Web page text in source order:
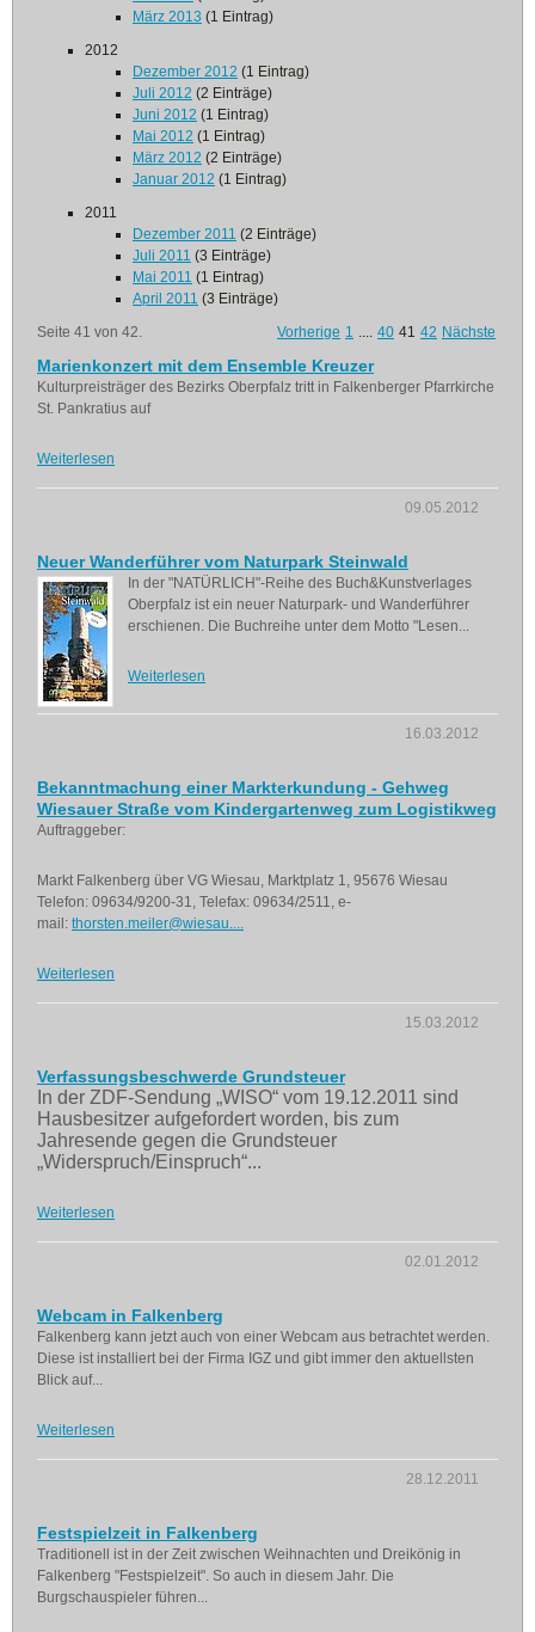
März 2013 (1 Eintrag)
2012
Dezember 2012 (1 Eintrag)
Juli 2012 (2 Einträge)
Juni 2012 (1 Eintrag)
Mai 2012 (1 Eintrag)
März 2012 (2 Einträge)
Januar 2012 (1 Eintrag)
2011
Dezember 2011 (2 Einträge)
Juli 2011 (3 Einträge)
Mai 2011 (1 Eintrag)
April 2011 (3 Einträge)
Seite 41 von 42.
Vorherige 1 .... 40 41 42 Nächste
Marienkonzert mit dem Ensemble Kreuzer
Kulturpreisträger des Bezirks Oberpfalz tritt in Falkenberger Pfarrkirche
St. Pankratius auf
Weiterlesen
09.05.2012
Neuer Wanderführer vom Naturpark Steinwald
In der "NATÜRLICH"-Reihe des Buch&Kunstverlages
Oberpfalz ist ein neuer Naturpark- und Wanderführer
erschienen. Die Buchreihe unter dem Motto "Lesen...
Weiterlesen
16.03.2012
Bekanntmachung einer Markterkundung - Gehweg
Wiesauer Straße vom Kindergartenweg zum Logistikweg
Auftraggeber:
Markt Falkenberg über VG Wiesau, Marktplatz 1, 95676 Wiesau
Telefon: 09634/9200-31, Telefax: 09634/2511, e-
mail: thorsten.meiler@wiesau....
Weiterlesen
15.03.2012
Verfassungsbeschwerde Grundsteuer
In der ZDF-Sendung „WISO“ vom 19.12.2011 sind
Hausbesitzer aufgefordert worden, bis zum
Jahresende gegen die Grundsteuer
„Widerspruch/Einspruch“...
Weiterlesen
02.01.2012
Webcam in Falkenberg
Falkenberg kann jetzt auch von einer Webcam aus betrachtet werden.
Diese ist installiert bei der Firma IGZ und gibt immer den aktuellsten
Blick auf...
Weiterlesen
28.12.2011
Festspielzeit in Falkenberg
Traditionell ist in der Zeit zwischen Weihnachten und Dreikönig in
Falkenberg "Festspielzeit". So auch in diesem Jahr. Die
Burgschauspieler führen...